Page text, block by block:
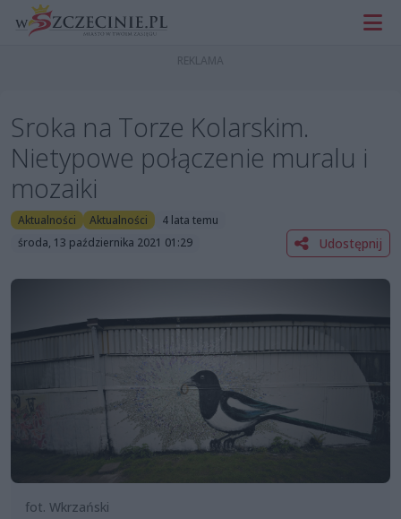
Sroka na Torze Kolarskim.
Nietypowe połączenie muralu i
mozaiki
Aktualności Aktualności
4 lata temu
środa, 13 października 2021 01:29
Udostępnij
fot. Wkrzański